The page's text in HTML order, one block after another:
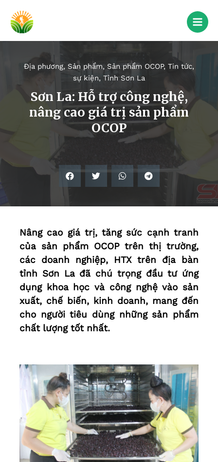
Địa phương, Sản phẩm, Sản phẩm OCOP, Tin tức,
sự kiện, Tỉnh Sơn La
Sơn La: Hỗ trợ công nghệ,
nâng cao giá trị sản phẩm
OCOP
Nâng cao giá trị, tăng sức cạnh tranh
của sản phẩm OCOP trên thị trường,
các doanh nghiệp, HTX trên địa bàn
tỉnh Sơn La đã chú trọng đầu tư ứng
dụng khoa học và công nghệ vào sản
xuất, chế biến, kinh doanh, mang đến
cho người tiêu dùng những sản phẩm
chất lượng tốt nhất.